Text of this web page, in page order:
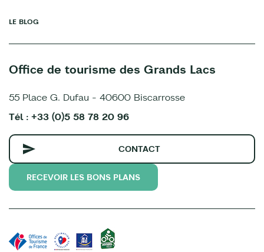
LE BLOG
Office de tourisme des Grands Lacs
55 Place G. Dufau - 40600 Biscarrosse
Tél : +33 (0)5 58 78 20 96
CONTACT
RECEVOIR LES BONS PLANS